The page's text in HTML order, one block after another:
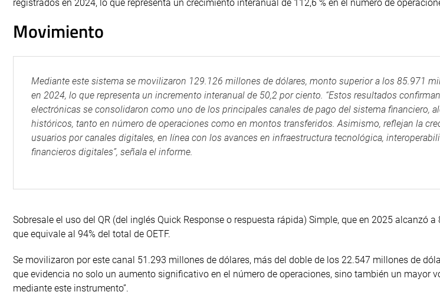
registrados en 2024, lo que representa un crecimiento interanual de 112,6 % en el número de
Movimiento
Mediante este sistema se movilizaron 129.126 millones de dólares, monto superior a los 85.971
en 2024, lo que representa un incremento interanual de 50,2 por ciento. “Estos resultados
electrónicas se consolidaron como uno de los principales canales de pago del sistema financiero,
históricos, tanto en número de operaciones como en montos transferidos. Asimismo, reflejan la
usuarios por canales digitales, en línea con los avances en infraestructura tecnológica,
financieros digitales”, señala el informe.
Sobresale el uso del QR (del inglés Quick Response o respuesta rápida) Simple, que en 2025 alcanzó
que equivale al 94% del total de OETF.
Se movilizaron por este canal 51.293 millones de dólares, más del doble de los 22.547 millones de
que evidencia no solo un aumento significativo en el número de operaciones, sino también un mayor
mediante este instrumento”.